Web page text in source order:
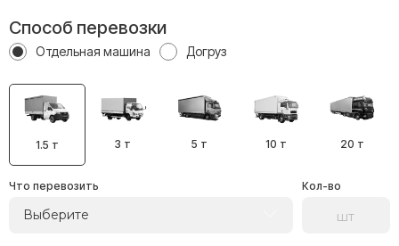
Способ перевозки
Отдельная машина Догруз
1.5 т 3 т 5 т 10 т 20 т
Что перевозить
Выберите
Кол-во